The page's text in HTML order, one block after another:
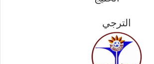
الترجي